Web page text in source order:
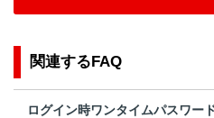
関連するFAQ
ログイン時ワンタイムパスワー